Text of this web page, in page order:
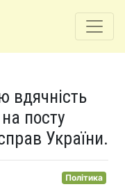
вдячність
посту
України.
Політика